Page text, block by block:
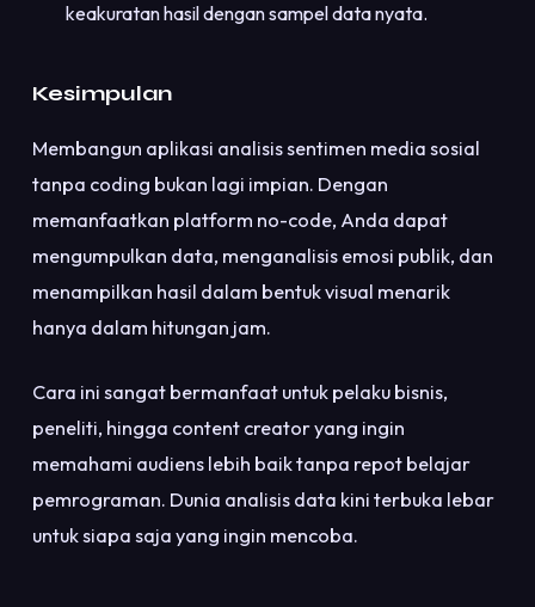
keakuratan hasil dengan sampel data nyata.
Kesimpulan
Membangun aplikasi analisis sentimen media sosial
tanpa coding bukan lagi impian. Dengan
memanfaatkan platform no-code, Anda dapat
mengumpulkan data, menganalisis emosi publik, dan
menampilkan hasil dalam bentuk visual menarik
hanya dalam hitungan jam.
Cara ini sangat bermanfaat untuk pelaku bisnis,
peneliti, hingga content creator yang ingin
memahami audiens lebih baik tanpa repot belajar
pemrograman. Dunia analisis data kini terbuka lebar
untuk siapa saja yang ingin mencoba.